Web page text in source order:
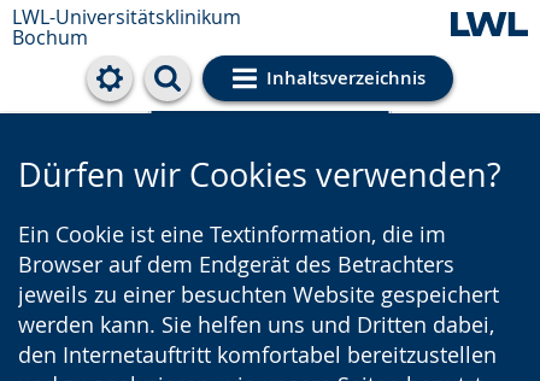
LWL-Universitätsklinikum
Bochum
Inhaltsverzeichnis
Cookie-Einstellungen
Dürfen wir Cookies verwenden?
Ein Cookie ist eine Textinformation, die im
Browser auf dem Endgerät des Betrachters
jeweils zu einer besuchten Website gespeichert
werden kann. Sie helfen uns und Dritten dabei,
den Internetauftritt komfortabel bereitzustellen